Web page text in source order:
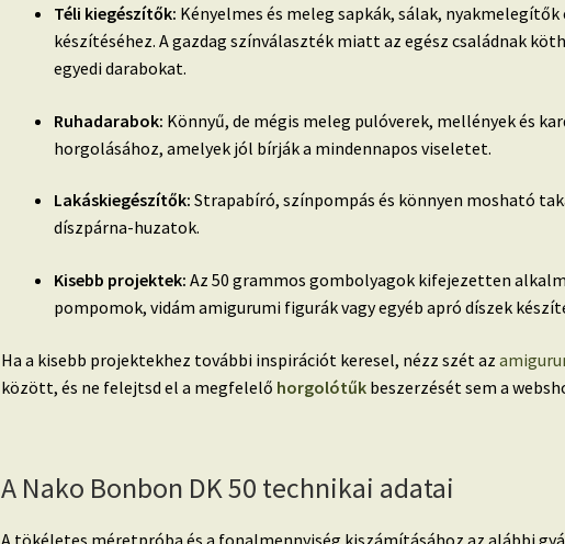
Téli kiegészítők: Kényelmes és meleg sapkák, sálak, nyakmelegítők
készítéséhez. A gazdag színválaszték miatt az egész családnak
egyedi darabokat.
Ruhadarabok: Könnyű, de mégis meleg pulóverek, mellények és
horgolásához, amelyek jól bírják a mindennapos viseletet.
Lakáskiegészítők: Strapabíró, színpompás és könnyen mosható
díszpárna-huzatok.
Kisebb projektek: Az 50 grammos gombolyagok kifejezetten
pompomok, vidám amigurumi figurák vagy egyéb apró díszek
Ha a kisebb projektekhez további inspirációt keresel, nézz szét az
között, és ne felejtsd el a megfelelő horgolótűkbeszerzését sem a
A Nako Bonbon DK 50 technikai adatai
A tökéletes méretpróba és a fonalmennyiség kiszámításához az alábbi